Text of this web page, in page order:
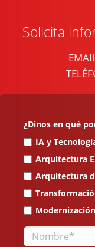
Solicita
¿Dinos en qué
IA y
Arquitectura
Arquitectura
Nombre